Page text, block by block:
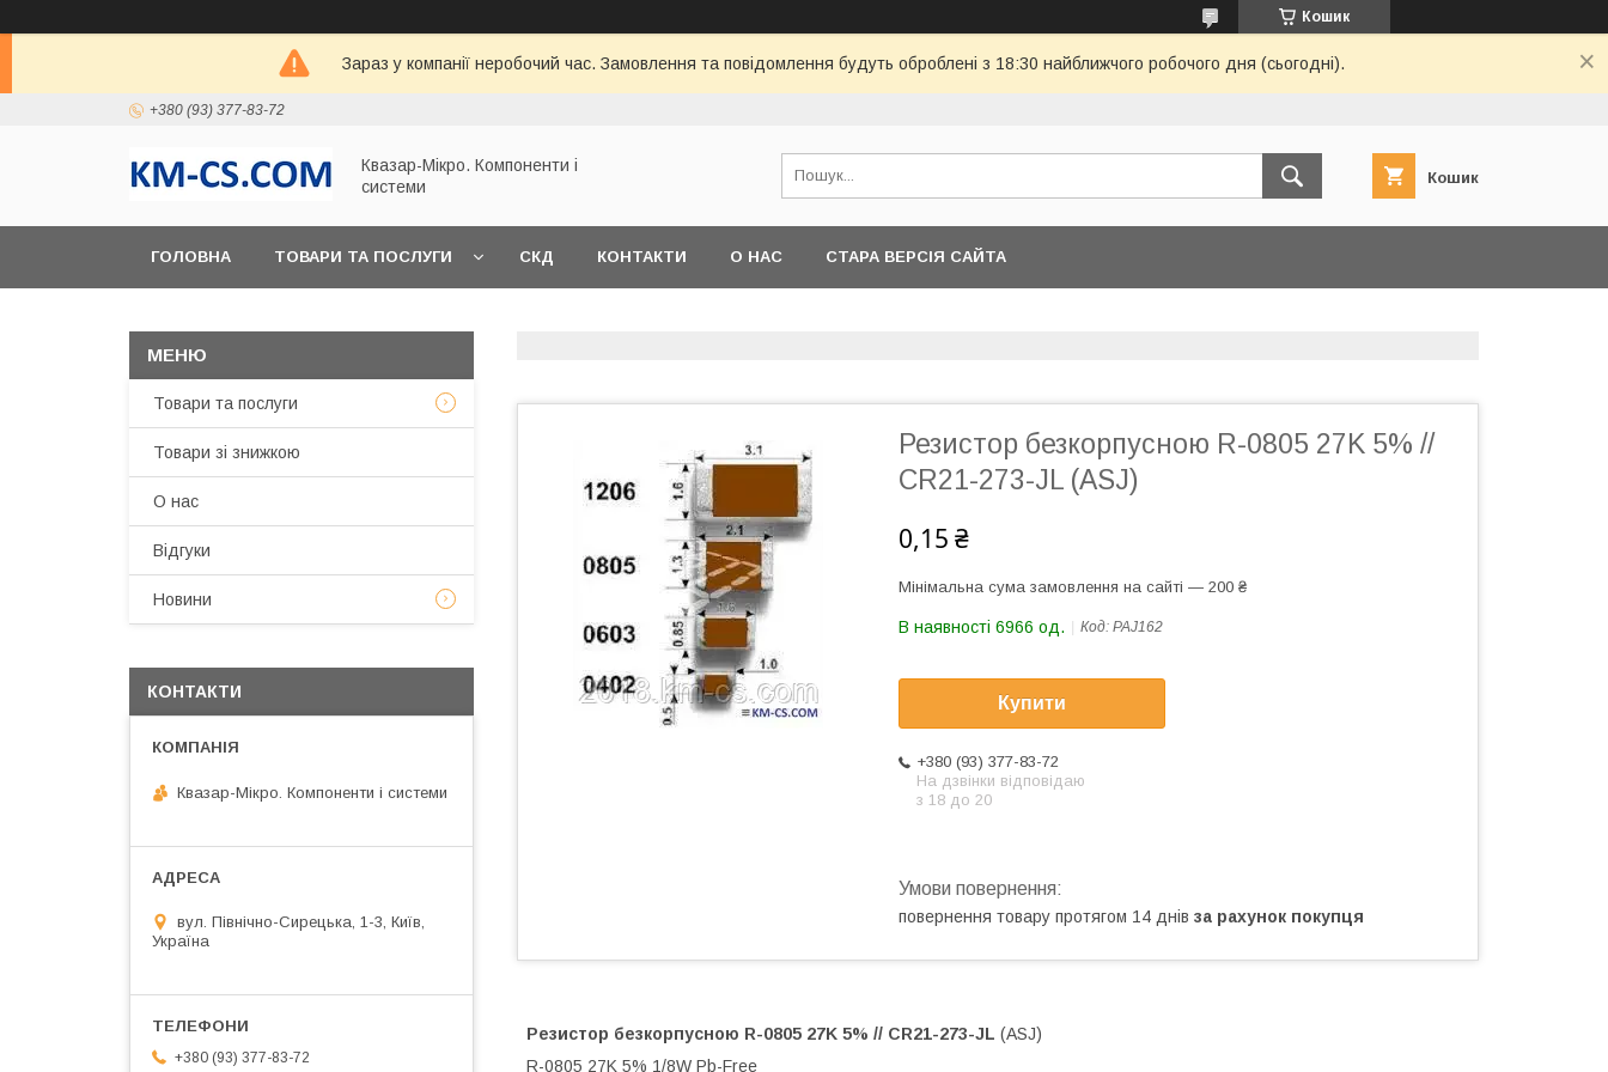
Кошик
Зараз у компанії неробочий час. Замовлення та повідомлення будуть оброблені з 18:30 найближчого робочого дня (сьогодні).
+380 (93) 377-83-72
Квазар-Мікро. Компоненти і
системи
Кошик
ГОЛОВНА ТОВАРИ ТА ПОСЛУГИ СКД КОНТАКТИ О НАС СТАРА ВЕРСІЯ САЙТА
Резистор безкорпусною R-0805 27K 5% //
CR21-273-JL (ASJ)
0,15 ₴
Мінімальна сума замовлення на сайті — 200 ₴
В наявності 6966 од. Код: PAJ162
Купити
+380 (93) 377-83-72
На дзвінки відповідаю
з 18 до 20
повернення товару протягом 14 днів за рахунок покупця
Резистор безкорпусною R-0805 27K 5% // CR21-273-JL (ASJ)
R-0805 27K 5% 1/8W Pb-Free
Товари та послуги
Товари зі знижкою
О нас
Відгуки
Новини
КОНТАКТИ
Квазар-Мікро. Компоненти і системи
вул. Північно-Сирецька, 1-3, Київ,
Україна
+380 (93) 377-83-72